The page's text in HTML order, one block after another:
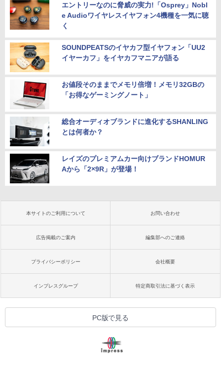
エントリーなのに脅威の実力!「Osprey」Nobl
e Audioワイヤレスイヤフォン4機種を一気に聴
く
SOUNDPEATSのイヤカフ型イヤフォン「UU2
イヤーカフ」をイヤカフマニアが語る
お値段そのままでメモリ倍増！メモリ32GBの
「お得なゲーミングノート」
総合オーディオブランドに進化するSHANLING
とは何者か？
レイズのプレミアムカー向けブランドHOMUR
Aから「2×9R」が登場！
本サイトのご利用について お問い合わせ
広告掲載のご案内 編集部へのご連絡
プライバシーポリシー 会社概要
インプレスグループ 特定商取引法に基づく表示
PC版で見る